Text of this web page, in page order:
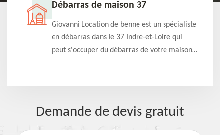
Débarras de maison 37
Giovanni Location de benne est un spécialiste
en débarras dans le 37 Indre-et-Loire qui
peut s'occuper du débarras de votre maison
Demande de devis gratuit